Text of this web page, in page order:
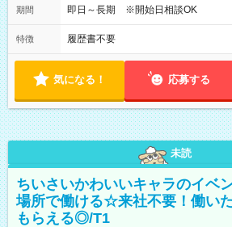
期間 即日～長期 ※開始日相談OK
特徴 履歴書不要
気になる！ 応募する
未読
ちいさいかわいいキャラのイベ
場所で働ける☆来社不要！働い
もらえる◎/T1